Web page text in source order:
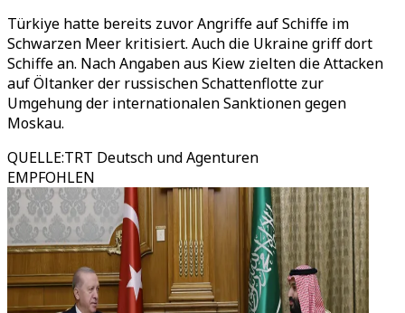
Türkiye hatte bereits zuvor Angriffe auf Schiffe im
Schwarzen Meer kritisiert. Auch die Ukraine griff dort
Schiffe an. Nach Angaben aus Kiew zielten die Attacken
auf Öltanker der russischen Schattenflotte zur
Umgehung der internationalen Sanktionen gegen
Moskau.
QUELLE:TRT Deutsch und Agenturen
EMPFOHLEN